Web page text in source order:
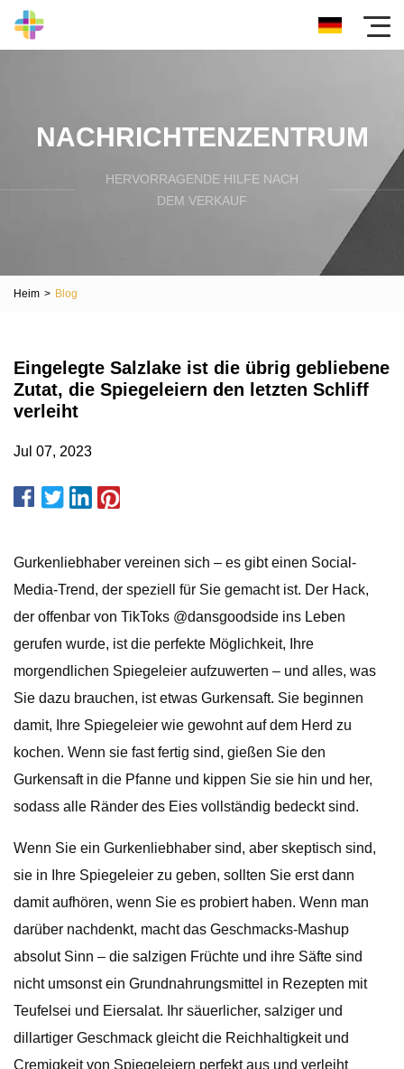
NACHRICHTENZENTRUM
HERVORRAGENDE HILFE NACH
DEM VERKAUF
Heim > Blog
Eingelegte Salzlake ist die übrig gebliebene
Zutat, die Spiegeleiern den letzten Schliff
verleiht
Jul 07, 2023
Gurkenliebhaber vereinen sich – es gibt einen Social-
Media-Trend, der speziell für Sie gemacht ist. Der Hack,
der offenbar von TikToks @dansgoodside ins Leben
gerufen wurde, ist die perfekte Möglichkeit, Ihre
morgendlichen Spiegeleier aufzuwerten – und alles, was
Sie dazu brauchen, ist etwas Gurkensaft. Sie beginnen
damit, Ihre Spiegeleier wie gewohnt auf dem Herd zu
kochen. Wenn sie fast fertig sind, gießen Sie den
Gurkensaft in die Pfanne und kippen Sie sie hin und her,
sodass alle Ränder des Eies vollständig bedeckt sind.
Wenn Sie ein Gurkenliebhaber sind, aber skeptisch sind,
sie in Ihre Spiegeleier zu geben, sollten Sie erst dann
damit aufhören, wenn Sie es probiert haben. Wenn man
darüber nachdenkt, macht das Geschmacks-Mashup
absolut Sinn – die salzigen Früchte und ihre Säfte sind
nicht umsonst ein Grundnahrungsmittel in Rezepten mit
Teufelsei und Eiersalat. Ihr säuerlicher, salziger und
dillartiger Geschmack gleicht die Reichhaltigkeit und
Cremigkeit von Spiegeleiern perfekt aus und verleiht